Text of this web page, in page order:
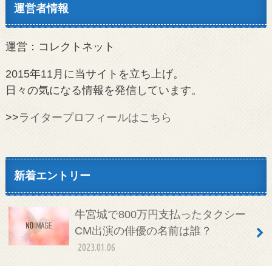
運営者情報
運営：コレクトネット
2015年11月に当サイトを立ち上げ。
日々の気になる情報を発信しています。
>>ライタープロフィールはこちら
新着エントリー
牛宮城で800万円支払ったタクシー
CM出演の俳優の名前は誰？
2023.01.06